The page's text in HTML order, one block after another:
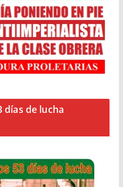
días de lucha